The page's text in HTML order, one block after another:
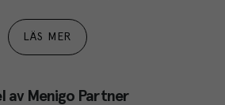
LÄS MER
av Menigo Partner